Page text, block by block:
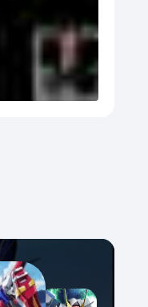
俐古灵精怪，
征服并与哪吒
家四将捉走，
杨戬：年轻的
是武功高强。
丰富的装备。每
，可以在城镇
人最后都有一
哦！【战斗系